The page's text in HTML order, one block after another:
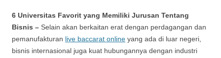
6 Universitas Favorit yang Memiliki Jurusan Tentang
Bisnis – Selain akan berkaitan erat dengan perdagangan dan
pemanufakturan live baccarat online yang ada di luar negeri,
bisnis internasional juga kuat hubungannya dengan industri